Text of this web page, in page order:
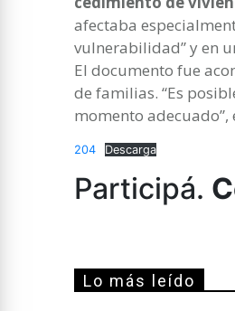
afectaba
vulnerabilidad” y en
El documento fue
de familias. “Es
momento
204 Descarga
Participá.
Lo más leído